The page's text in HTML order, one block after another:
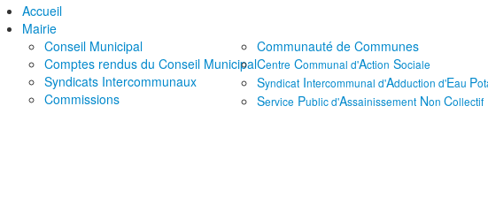
Accueil
Mairie
Conseil Municipal
Comptes rendus du Conseil Municipal
Syndicats Intercommunaux
Commissions
Communauté de Communes
Centre Communal d'Action Sociale
Syndicat Intercommunal d'Adduction d'Eau P
Service Public d'Assainissement Non Collectif